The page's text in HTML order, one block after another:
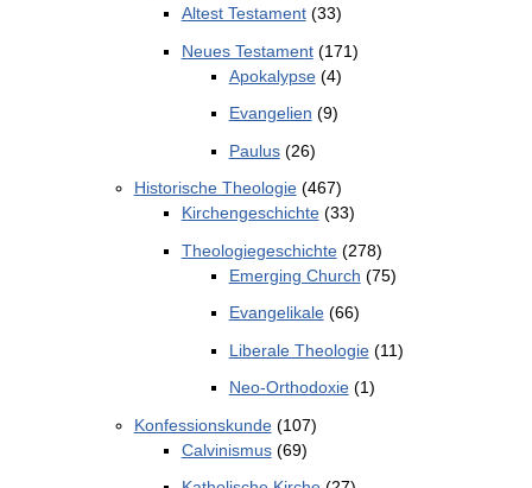
Altest Testament(33)
Neues Testament(171)
Apokalypse(4)
Evangelien (9)
Paulus(26)
Historische Theologie(467)
Kirchengeschichte(33)
Theologiegeschichte(278)
Emerging Church (75)
Evangelikale(66)
Liberale Theologie(11)
Neo-Orthodoxie(1)
Konfessionskunde(107)
Calvinismus(69)